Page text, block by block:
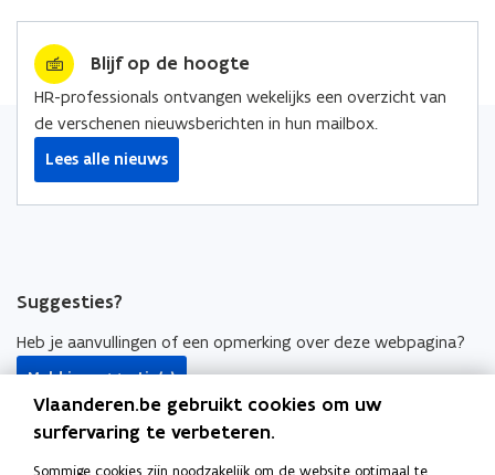
Blijf op de hoogte
HR-professionals ontvangen wekelijks een overzicht van
de verschenen nieuwsberichten in hun mailbox.
Lees alle nieuws
Suggesties?
Heb je aanvullingen of een opmerking over deze webpagina?
Meld je suggestie(s)
HR-bouwstenen
Vlaanderen.be gebruikt cookies om uw
surfervaring te verbeteren.
Sommige cookies zijn noodzakelijk om de website optimaal te